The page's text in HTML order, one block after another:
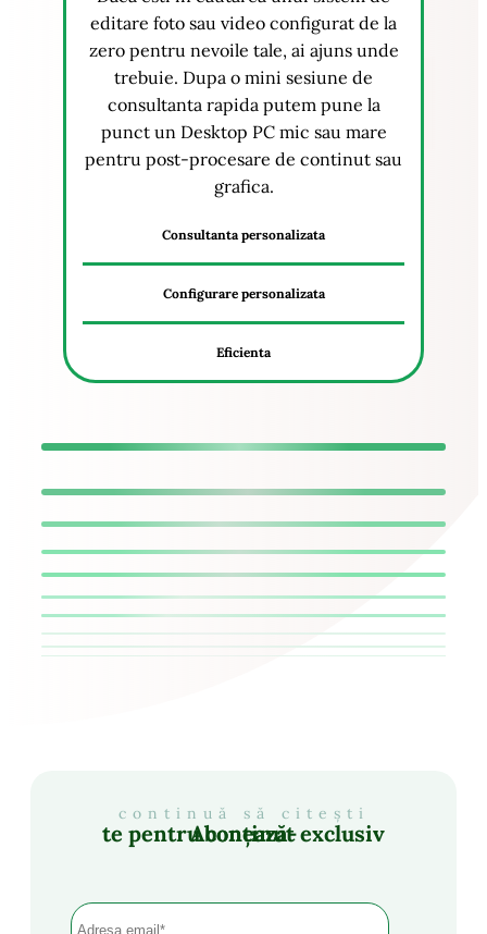
editare foto sau video configurat de la
zero pentru nevoile tale, ai ajuns unde
trebuie. Dupa o mini sesiune de
consultanta rapida putem pune la
punct un Desktop PC mic sau mare
pentru post-procesare de continut sau
grafica.
Consultanta personalizata
Configurare personalizata
Eficienta
continuă să citești
Abonează-te pentru conținut exclusiv